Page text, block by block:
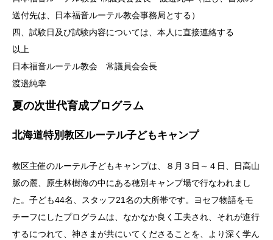
送付先は、日本福音ルーテル教会事務局とする）
四、試験日及び試験内容については、本人に直接連絡する
以上
日本福音ルーテル教会 常議員会会長
渡邉純幸
夏の次世代育成プログラム
北海道特別教区ルーテル子どもキャンプ
教区主催のルーテル子どもキャンプは、８月３日～４日、日高山
脈の麓、原生林樹海の中にある穂別キャンプ場で行なわれまし
た。子ども44名、スタッフ21名の大所帯です。ヨセフ物語をモ
チーフにしたプログラムは、なかなか良く工夫され、それが進行
するにつれて、神さまが共にいてくださることを、より深く学ん